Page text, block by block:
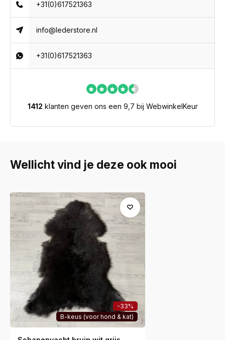
+31(0)617521363
info@lederstore.nl
+31(0)617521363
1412 klanten geven ons een 9,7 bij WebwinkelKeur
Wellicht vind je deze ook mooi
-33%
B-keus (voor hond & kat)